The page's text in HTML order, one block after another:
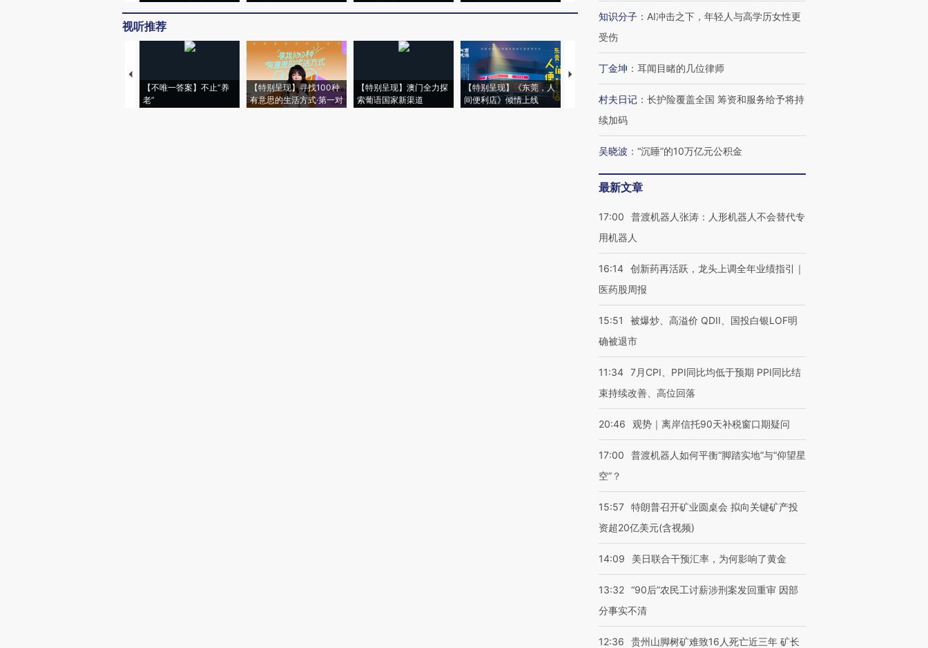
视听推荐
【不唯一答案】不止“养
老”
【特别呈现】寻找100种
有意思的生活方式·第一对
【特别呈现】澳门全力探
索葡语国家新渠道
【特别呈现】《东莞，人
间便利店》倾情上线
【推广】走进第四届链博
会，让数智科技“链”接产
【特别呈现】寻找100种
有意思的生活方式·第三对
CFO：不靠规模取胜，华
住三大增长引擎是什么？
知识分子 ： AI冲击之下，年轻人与高学历女性更
受伤
丁金坤 ： 耳闻目睹的几位律师
村夫日记 ： 长护险覆盖全国 筹资和服务给予将持
续加码
吴晓波 ： “沉睡”的10万亿元公积金
最新文章
17:00
普渡机器人张涛：人形机器人不会替代专
用机器人
16:14 创新药再活跃，龙头上调全年业绩指引｜
医药股周报
15:51
被爆炒、高溢价 QDII、国投白银LOF明
确被退市
11:34 7月CPI、PPI同比均低于预期 PPI同比结
束持续改善、高位回落
20:46 观势｜离岸信托90天补税窗口期疑问
17:00
普渡机器人如何平衡“脚踏实地”与“仰望星
空”？
15:57 特朗普召开矿业圆桌会 拟向关键矿产投
资超20亿美元(含视频)
14:09 美日联合干预汇率，为何影响了黄金
13:32 “90后”农民工讨薪涉刑案发回重审 因部
分事实不清
12:36
贵州山脚树矿难致16人死亡近三年 矿长